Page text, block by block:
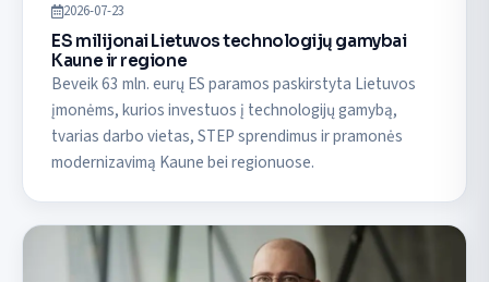
2026-07-23
ES milijonai Lietuvos technologijų gamybai
Kaune ir regione
Beveik 63 mln. eurų ES paramos paskirstyta Lietuvos
įmonėms, kurios investuos į technologijų gamybą,
tvarias darbo vietas, STEP sprendimus ir pramonės
modernizavimą Kaune bei regionuose.